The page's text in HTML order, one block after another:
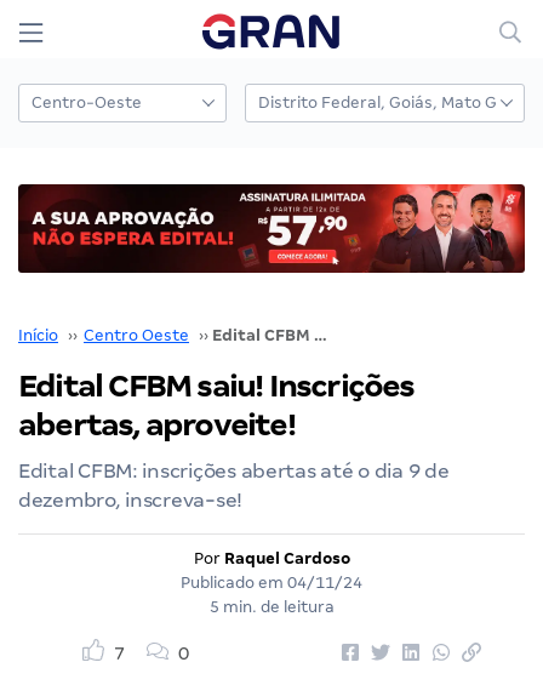
Início ›› Centro Oeste ›› Edital CFBM saiu! Inscrições abertas, aproveite!
Edital CFBM saiu! Inscrições
abertas, aproveite!
Edital CFBM: inscrições abertas até o dia 9 de
dezembro, inscreva-se!
Por Raquel Cardoso
Publicado em 04/11/24
5 min. de leitura
7 0